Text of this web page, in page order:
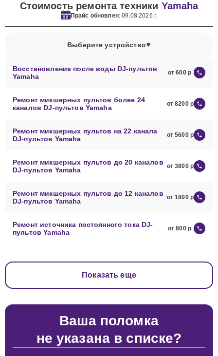
Стоимость ремонта техники Yamaha
Прайс обновлен: 09.08.2026 г.
Выберите устройство
Восстановление после воды DJ-пультов
Yamaha
от 600
Ремонт микшерных пультов более 24
каналов DJ-пультов Yamaha
от 8200
Ремонт микшерных пультов на 22 канала
DJ-пультов Yamaha
от 5600
Ремонт микшерных пультов до 20 каналов
DJ-пультов Yamaha
от 3800
Ремонт микшерных пультов до 12 каналов
DJ-пультов Yamaha
от 1800
Ремонт источника постоянного тока DJ-
пультов Yamaha
от 800
Показать еще
Ваша поломка
не указана в списке?